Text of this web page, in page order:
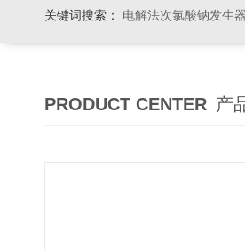
关键词搜索： 电解法次氯酸钠发生器，二氧化
PRODUCT CENTER 产